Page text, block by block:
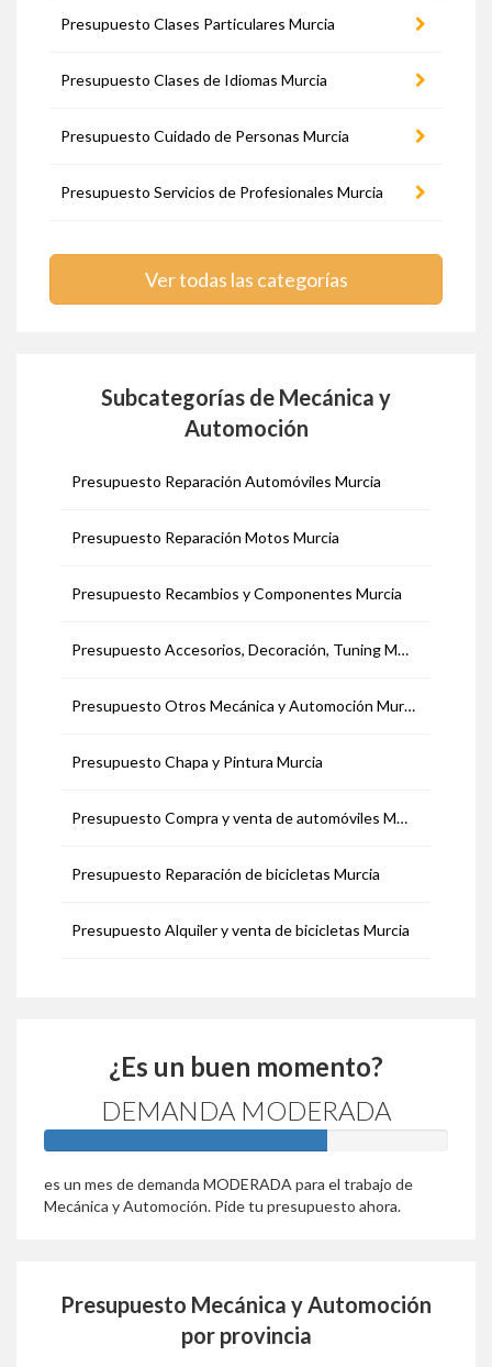
Presupuesto Clases Particulares Murcia
Presupuesto Clases de Idiomas Murcia
Presupuesto Cuidado de Personas Murcia
Presupuesto Servicios de Profesionales Murcia
Ver todas las categorías
Subcategorías de Mecánica y
Automoción
Presupuesto Reparación Automóviles Murcia
Presupuesto Reparación Motos Murcia
Presupuesto Recambios y Componentes Murcia
Presupuesto Accesorios, Decoración, Tuning Murcia
Presupuesto Otros Mecánica y Automoción Murcia
Presupuesto Chapa y Pintura Murcia
Presupuesto Compra y venta de automóviles Murcia
Presupuesto Reparación de bicicletas Murcia
Presupuesto Alquiler y venta de bicicletas Murcia
¿Es un buen momento?
DEMANDA MODERADA
es un mes de demanda MODERADA para el trabajo de
Mecánica y Automoción. Pide tu presupuesto ahora.
Presupuesto Mecánica y Automoción
por provincia